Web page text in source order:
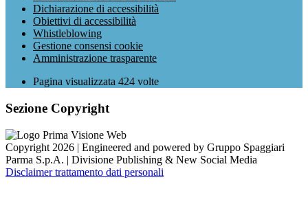
Dichiarazione di accessibilità
Obiettivi di accessibilità
Whistleblowing
Gestione consensi cookie
Amministrazione trasparente
Pagina visualizzata 424 volte
Sezione Copyright
Copyright 2026 | Engineered and powered by Gruppo Spaggiari
Parma S.p.A. | Divisione Publishing & New Social Media
Disclaimer trattamento dati personali